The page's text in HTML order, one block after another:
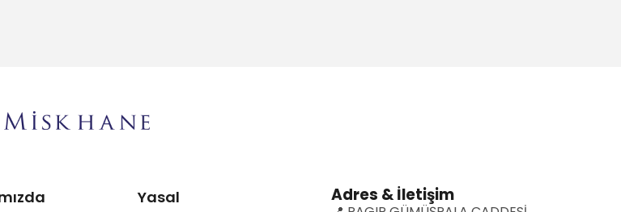
Yasal Adres & İletişim